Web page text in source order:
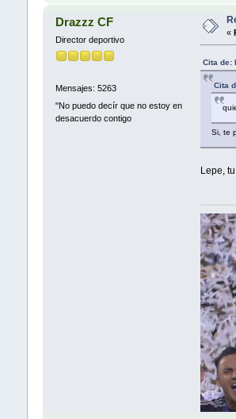
Drazzz CF
Director deportivo
Mensajes: 5263
"No puedo decír que no estoy en
desacuerdo contigo
«
Cita de:
Cita
Si, te
Lepe,